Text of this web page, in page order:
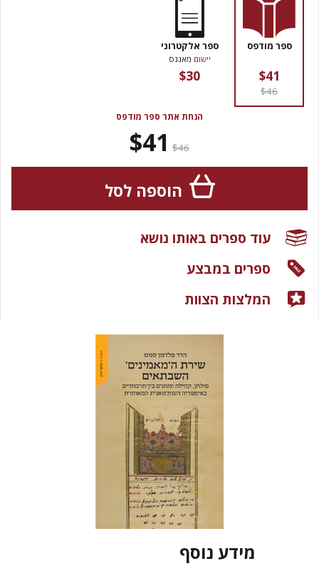
מידע נוסף
ספר מודפס
$41
$46
ספר אלקטרוני
יישום מאגנס
$30
הנחת אתר ספר מודפס
$46
$41
הוספה לסל
עוד ספרים באותו נושא
ספרים במבצע
המלצות הצוות